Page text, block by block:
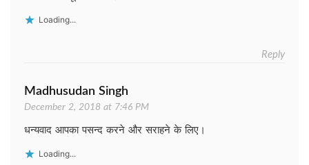
Loading...
Reply
Madhusudan Singh
December 2, 2018 at 7:46 PM
धन्यवाद आपका पसन्द करने और सराहने के लिए।
Loading...